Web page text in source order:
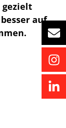
gezielt
auf